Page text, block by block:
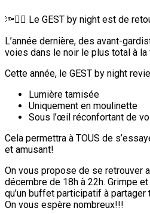
🔦🧗‍♂️ Le GEST by night est de
L’année dernière, des avant-
voies dans le noir le plus total à la
Cette année, le GEST by night
Lumière tamisée
Uniquement en moulinette
Sous l’œil réconfortant de
Cela permettra à TOUS de
et amusant!
On vous propose de se retrouver
décembre de 18h à 22h. Grimpe
qu’un buffet participatif à
On vous espère nombreux!!!